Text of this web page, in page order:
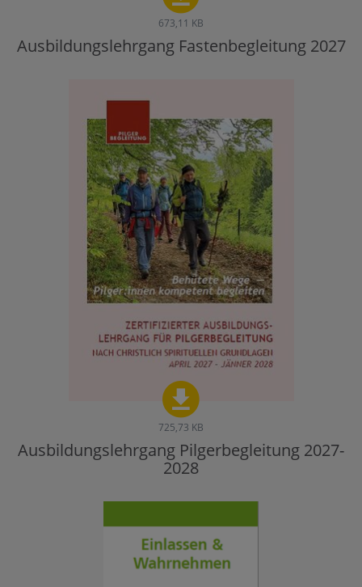
673,11 KB
Ausbildungslehrgang Fastenbegleitung 2027
725,73 KB
Ausbildungslehrgang Pilgerbegleitung 2027-
2028